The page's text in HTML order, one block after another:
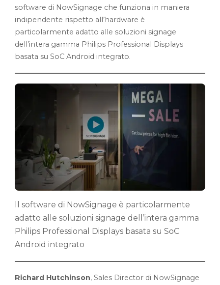
software di NowSignage che funziona in maniera
indipendente rispetto all’hardware è
particolarmente adatto alle soluzioni signage
dell’intera gamma Philips Professional Displays
basata su SoC Android integrato.
ll software di NowSignage è particolarmente
adatto alle soluzioni signage dell’intera gamma
Philips Professional Displays basata su SoC
Android integrato
Richard Hutchinson, Sales Director di NowSignage